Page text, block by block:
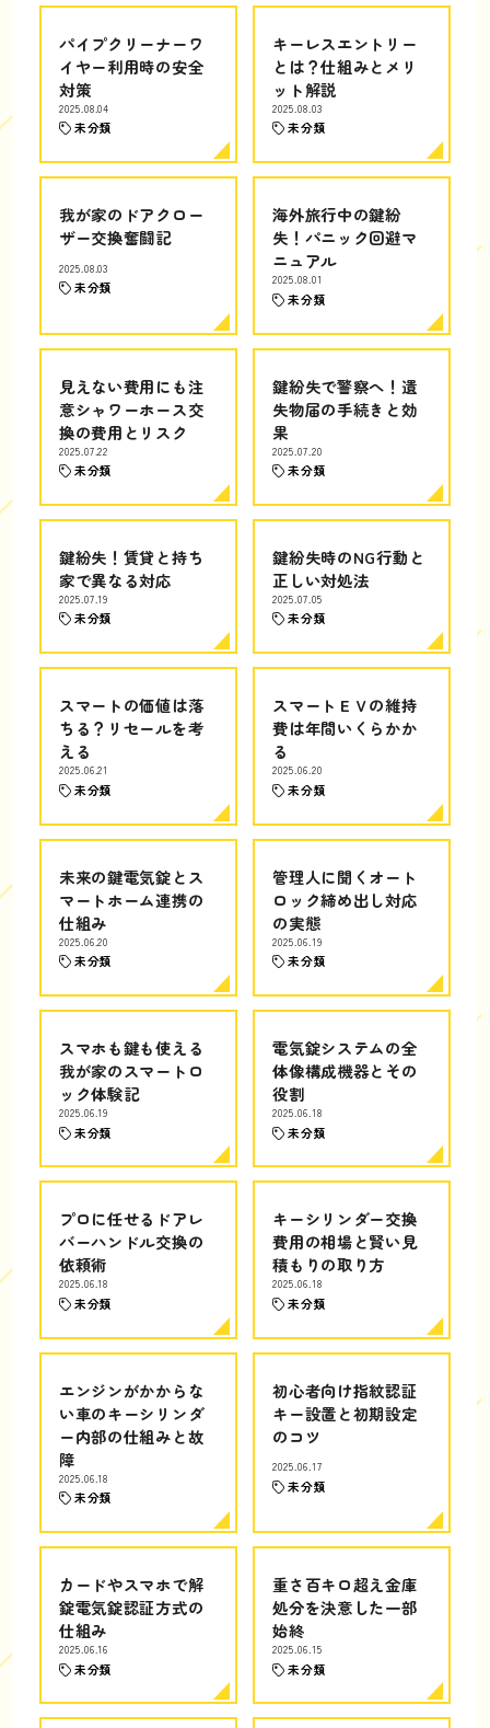
パイプクリーナーワ
イヤー利用時の安全
対策
2025.08.04
未分類
キーレスエントリー
とは？仕組みとメリ
ット解説
2025.08.03
未分類
我が家のドアクロー
ザー交換奮闘記
2025.08.03
未分類
海外旅行中の鍵紛
失！パニック回避マ
ニュアル
2025.08.01
未分類
見えない費用にも注
意シャワーホース交
換の費用とリスク
2025.07.22
未分類
鍵紛失で警察へ！遺
失物届の手続きと効
果
2025.07.20
未分類
鍵紛失！賃貸と持ち
家で異なる対応
2025.07.19
未分類
鍵紛失時のNG行動と
正しい対処法
2025.07.05
未分類
スマートの価値は落
ちる？リセールを考
える
2025.06.21
未分類
スマートＥＶの維持
費は年間いくらかか
る
2025.06.20
未分類
未来の鍵電気錠とス
マートホーム連携の
仕組み
2025.06.20
未分類
管理人に聞くオート
ロック締め出し対応
の実態
2025.06.19
未分類
スマホも鍵も使える
我が家のスマートロ
ック体験記
2025.06.19
未分類
電気錠システムの全
体像構成機器とその
役割
2025.06.18
未分類
プロに任せるドアレ
バーハンドル交換の
依頼術
2025.06.18
未分類
キーシリンダー交換
費用の相場と賢い見
積もりの取り方
2025.06.18
未分類
エンジンがかからな
い車のキーシリンダ
ー内部の仕組みと故
障
2025.06.18
未分類
初心者向け指紋認証
キー設置と初期設定
のコツ
2025.06.17
未分類
カードやスマホで解
錠電気錠認証方式の
仕組み
2025.06.16
未分類
重さ百キロ超え金庫
処分を決意した一部
始終
2025.06.15
未分類